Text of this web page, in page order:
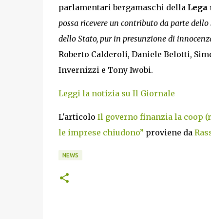
parlamentari bergamaschi della Lega
possa ricevere un contributo da parte dello
dello Stato, pur in presunzione di
Roberto Calderoli, Daniele Belotti,
Invernizzi e Tony Iwobi.
Leggi la notizia su Il Giornale
L'articolo Il governo finanzia la coop
le imprese chiudono” proviene da
NEWS